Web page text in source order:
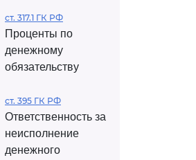
ст. 317.1 ГК РФ
Проценты по
денежному
обязательству
ст. 395 ГК РФ
Ответственность за
неисполнение
денежного